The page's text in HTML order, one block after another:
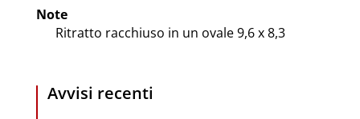
Note
Ritratto racchiuso in un ovale 9,6 x 8,3
Avvisi recenti